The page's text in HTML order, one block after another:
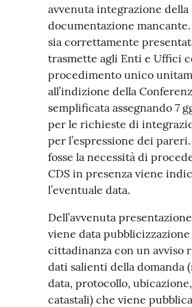
avvenuta integrazione della
documentazione mancante.
sia correttamente
trasmette agli Enti e Uffici
procedimento unico
all’indizione della
semplificata assegnando 7
per le richieste di
per l’espressione dei
fosse la necessità di
CDS in presenza viene
l’eventuale data.
Dell’avvenuta
viene data
cittadinanza con un avviso
dati salienti della domanda
data, protocollo,
catastali) che viene